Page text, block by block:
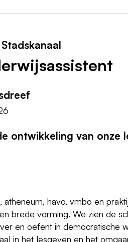
ontwikkeling van onze
atheneum, havo, vmbo en
brede vorming. We zien de
en oefent in democratische
in het lesgeven en het